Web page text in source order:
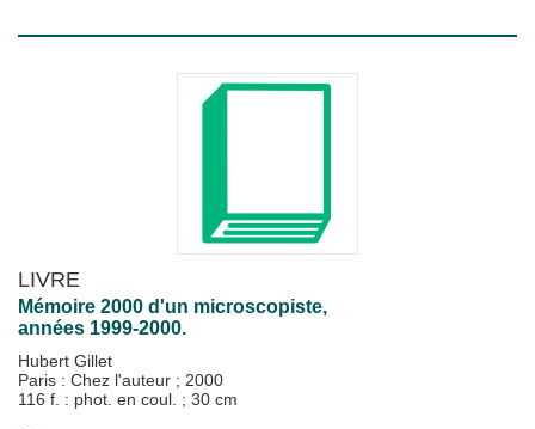
LIVRE
Mémoire 2000 d'un microscopiste,
années 1999-2000.
Hubert Gillet
Paris : Chez l'auteur ; 2000
116 f. : phot. en coul. ; 30 cm